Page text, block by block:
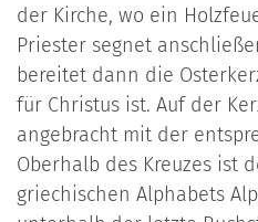
der Kirche, wo ein
Priester segnet
bereitet dann die
für Christus ist. Auf der
angebracht mit der
Oberhalb des Kreuzes ist
griechischen Alphabets